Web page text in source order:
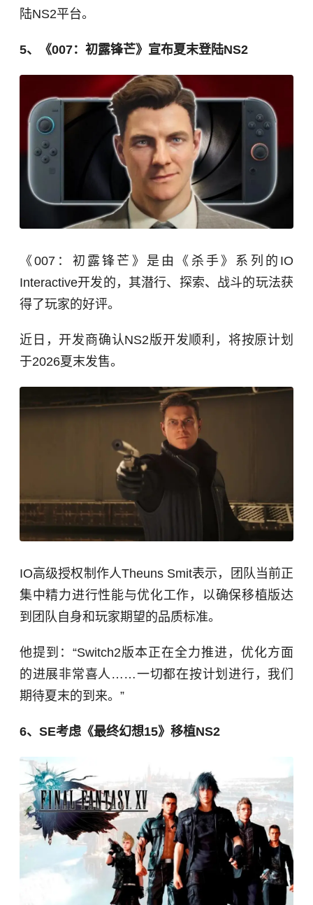
陆NS2平台。
5、《007：初露锋芒》宣布夏末登陆NS2
《007：初露锋芒》是由《杀手》系列的IO
Interactive开发的，其潜行、探索、战斗的玩法获
得了玩家的好评。
近日，开发商确认NS2版开发顺利，将按原计划
于2026夏末发售。
IO高级授权制作人Theuns Smit表示，团队当前正
集中精力进行性能与优化工作，以确保移植版达
到团队自身和玩家期望的品质标准。
他提到：“Switch2版本正在全力推进，优化方面
的进展非常喜人……一切都在按计划进行，我们
期待夏末的到来。”
6、SE考虑《最终幻想15》移植NS2